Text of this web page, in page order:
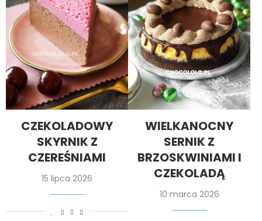
CZEKOLADOWY
SKYRNIK Z
CZEREŚNIAMI
15 lipca 2026
WIELKANOCNY
SERNIK Z
BRZOSKWINIAMI I
CZEKOLADĄ
10 marca 2026